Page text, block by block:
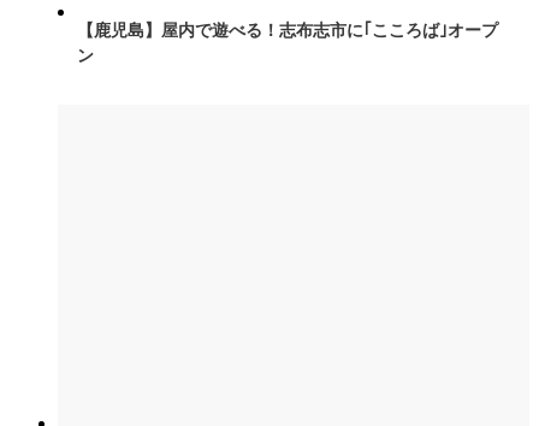
【鹿児島】屋内で遊べる！志布志市に｢こころば｣オープ
ン